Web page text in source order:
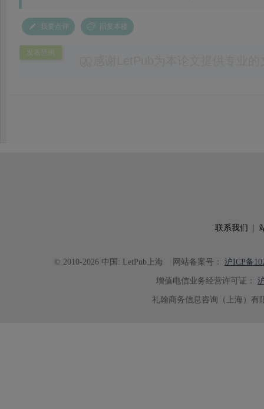
我要点评 回复本楼
发表范例
联系我们
© 2010-2026 中国: LetPub上海 网站备案号： 沪ICP备
增值电信业务经营许可证：
礼翰商务信息咨询（上海）